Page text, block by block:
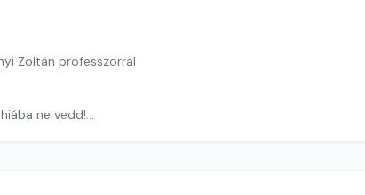
Zoltán professzorral
ne vedd!